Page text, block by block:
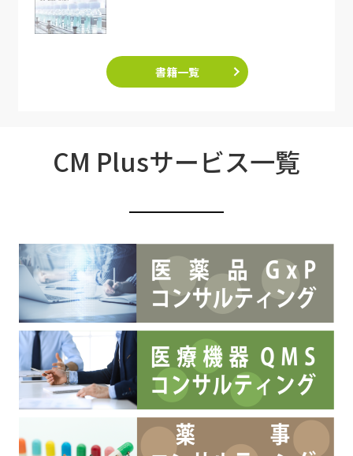
書籍一覧
CM Plusサービス一覧